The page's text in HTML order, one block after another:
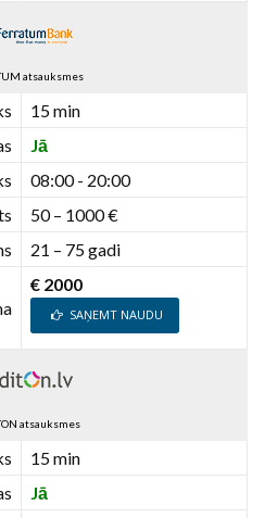
atsauksmes
15 min
Jā
08:00 - 20:00
50 – 1000 €
21 – 75 gadi
€ 2000
SAŅEMT NAUDU
atsauksmes
15 min
Jā